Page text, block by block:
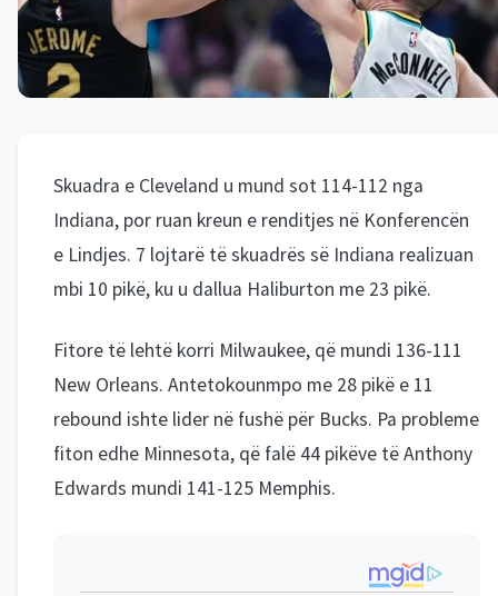
Skuadra e Cleveland u mund sot 114-112 nga
Indiana, por ruan kreun e renditjes në Konferencën
e Lindjes. 7 lojtarë të skuadrës së Indiana realizuan
mbi 10 pikë, ku u dallua Haliburton me 23 pikë.
Fitore të lehtë korri Milwaukee, që mundi 136-111
New Orleans. Antetokounmpo me 28 pikë e 11
rebound ishte lider në fushë për Bucks. Pa probleme
fiton edhe Minnesota, që falë 44 pikëve të Anthony
Edwards mundi 141-125 Memphis.